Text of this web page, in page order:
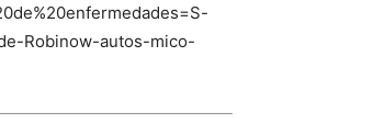
Robinow-autos-mico-